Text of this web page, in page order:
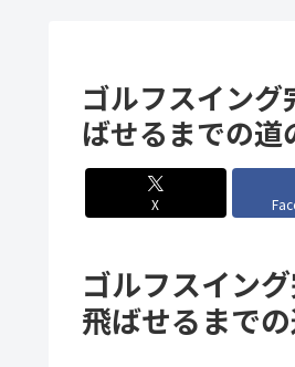
ゴルフスイン
ばせるまでの道
X
ゴルフスイン
飛ばせるまで